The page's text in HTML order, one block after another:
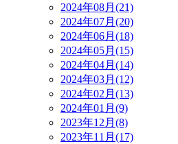
2024年08月(21)
2024年07月(20)
2024年06月(18)
2024年05月(15)
2024年04月(14)
2024年03月(12)
2024年02月(13)
2024年01月(9)
2023年12月(8)
2023年11月(17)